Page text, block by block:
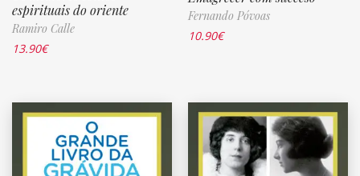
espirituais do oriente
Ramiro Calle
13.90€
Fernando Póvoas
10.90€